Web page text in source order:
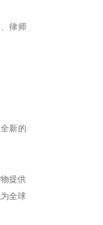
律师
新的
提供
全球